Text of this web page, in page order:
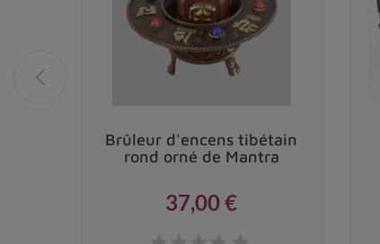
Brûleur d'encens tibétain
rond orné de Mantra
37,00 €